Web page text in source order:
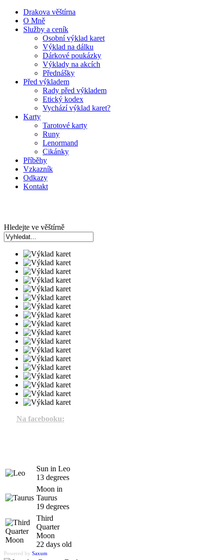
Drakova věštírna
O Mně
Služby a ceník
Osobní výklad karet
Výklad na dálku
Dárkové poukázky
Výklady na akcích
Přednášky
Před výkladem
Rady před výkladem
Etický kodex
Vychází výklad karet?
Karty
Tarotové karty
Runy
Lenormand
Cikánky
Příběhy
Vzkazník
Odkazy
Kontakt
Hledejte ve věštírně
Na facebooku:
Sun in Leo
13 degrees
Moon in
Taurus
19 degrees
Third
Quarter
Moon
22 days old
Powered by Saxum